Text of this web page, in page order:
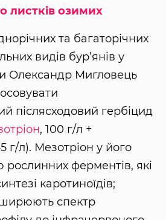
листків озимих
та багаторічних
видів бур’янів у
Олександр Мигловець
післясходовий гербіцид
, 100 г/л +
г/л). Мезотріон у його
рослинних ферментів, які
каротиноїдів;
спектр